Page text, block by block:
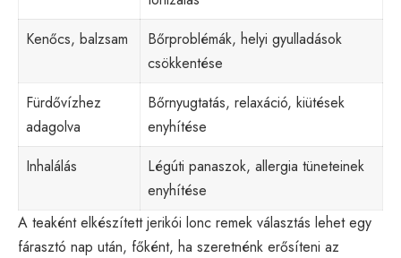
Kenőcs, balzsam
Bőrproblémák, helyi gyulladások
csökkentése
Fürdővízhez
adagolva
Bőrnyugtatás, relaxáció, kiütések
enyhítése
Inhalálás
Légúti panaszok, allergia tüneteinek
enyhítése
A teaként elkészített jerikói lonc remek választás lehet egy
fárasztó nap után, főként, ha szeretnénk erősíteni az